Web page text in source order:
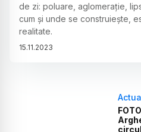
de zi: poluare, aglomerație,
cum și unde se construiește,
realitate.
15.11.2023